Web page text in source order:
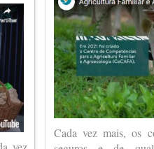
Cada vez mais, os